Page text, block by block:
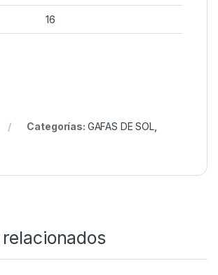
16
Categorías: GAFAS DE SOL